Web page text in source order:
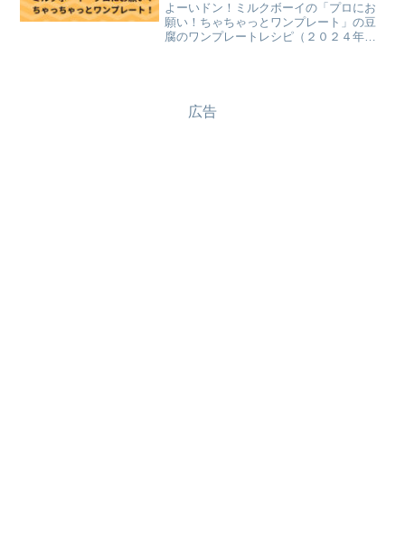
よーいドン！ミルクボーイの「プロにお
願い！ちゃちゃっとワンプレート」の豆
腐のワンプレートレシピ（２０２４年３
広告